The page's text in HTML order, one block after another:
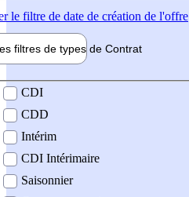
le filtre de date de création de l'offre
filtres de types de Contrat
contrat
CDI
CDD
Intérim
CDI Intérimaire
Saisonnier